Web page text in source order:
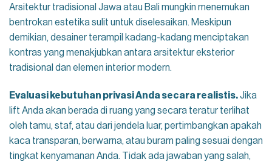
Arsitektur tradisional Jawa atau Bali mungkin menemukan
bentrokan estetika sulit untuk diselesaikan. Meskipun
demikian, desainer terampil kadang-kadang menciptakan
kontras yang menakjubkan antara arsitektur eksterior
tradisional dan elemen interior modern.
Evaluasi kebutuhan privasi Anda secara realistis.Jika
lift Anda akan berada di ruang yang secara teratur terlihat
oleh tamu, staf, atau dari jendela luar, pertimbangkan apakah
kaca transparan, berwarna, atau buram paling sesuai dengan
tingkat kenyamanan Anda. Tidak ada jawaban yang salah,